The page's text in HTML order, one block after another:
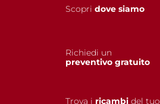
Scopridove siamo
Richiedi un
preventivo gratuito
Trova i ricambi del tuo